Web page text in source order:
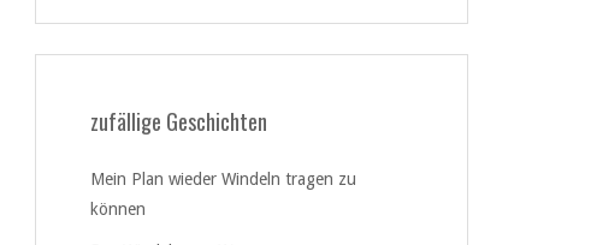
zufällige Geschichten
Mein Plan wieder Windeln tragen zu
können